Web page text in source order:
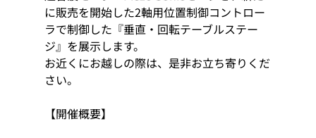
に販売を開始した2軸用位置制御コントロー
ラで制御した『垂直・回転テーブルステー
ジ』を展示します。
お近くにお越しの際は、是非お立ち寄りくだ
さい。
【開催概要】